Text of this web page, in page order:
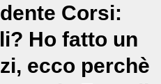
Corsi:
Ho fatto un
ecco perchè